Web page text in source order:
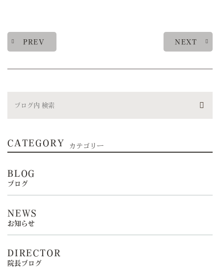
PREV NEXT
CATEGORY カテゴリー
BLOG
ブログ
NEWS
お知らせ
DIRECTOR
院長ブログ